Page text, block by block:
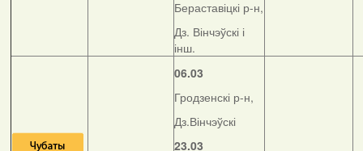
Бераставіцкі р-н,
Дз. Вінчэўскі і
інш.
06.03
Гродзенскі р-н,
Дз.Вінчэўскі
23.03